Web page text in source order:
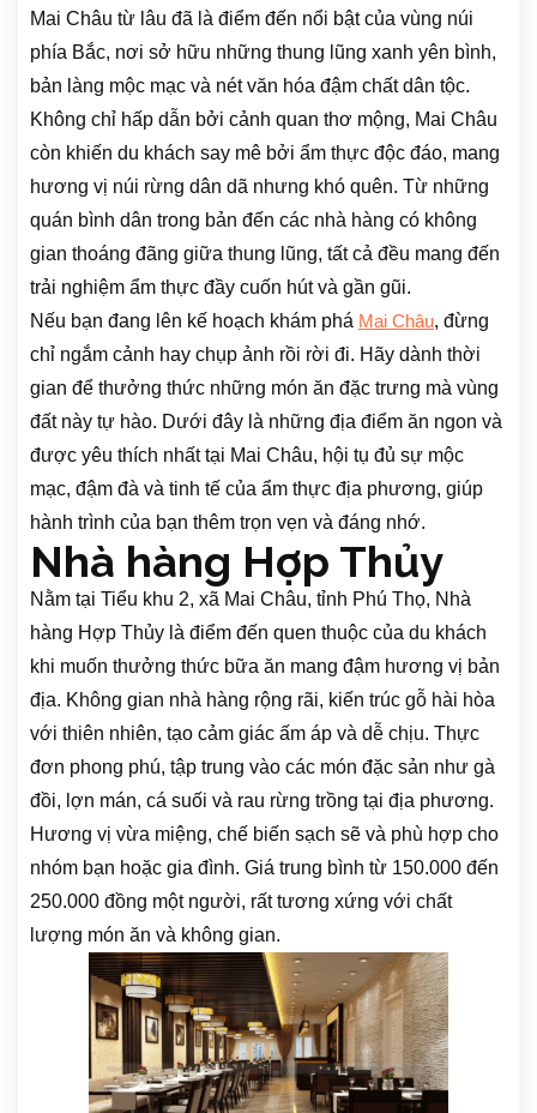
Mai Châu từ lâu đã là điểm đến nổi bật của vùng núi
phía Bắc, nơi sở hữu những thung lũng xanh yên bình,
bản làng mộc mạc và nét văn hóa đậm chất dân tộc.
Không chỉ hấp dẫn bởi cảnh quan thơ mộng, Mai Châu
còn khiến du khách say mê bởi ẩm thực độc đáo, mang
hương vị núi rừng dân dã nhưng khó quên. Từ những
quán bình dân trong bản đến các nhà hàng có không
gian thoáng đãng giữa thung lũng, tất cả đều mang đến
trải nghiệm ẩm thực đầy cuốn hút và gần gũi.
Nếu bạn đang lên kế hoạch khám phá Mai Châu, đừng
chỉ ngắm cảnh hay chụp ảnh rồi rời đi. Hãy dành thời
gian để thưởng thức những món ăn đặc trưng mà vùng
đất này tự hào. Dưới đây là những địa điểm ăn ngon và
được yêu thích nhất tại Mai Châu, hội tụ đủ sự mộc
mạc, đậm đà và tinh tế của ẩm thực địa phương, giúp
hành trình của bạn thêm trọn vẹn và đáng nhớ.
Nhà hàng Hợp Thủy
Nằm tại Tiểu khu 2, xã Mai Châu, tỉnh Phú Thọ, Nhà
hàng Hợp Thủy là điểm đến quen thuộc của du khách
khi muốn thưởng thức bữa ăn mang đậm hương vị bản
địa. Không gian nhà hàng rộng rãi, kiến trúc gỗ hài hòa
với thiên nhiên, tạo cảm giác ấm áp và dễ chịu. Thực
đơn phong phú, tập trung vào các món đặc sản như gà
đồi, lợn mán, cá suối và rau rừng trồng tại địa phương.
Hương vị vừa miệng, chế biến sạch sẽ và phù hợp cho
nhóm bạn hoặc gia đình. Giá trung bình từ 150.000 đến
250.000 đồng một người, rất tương xứng với chất
lượng món ăn và không gian.